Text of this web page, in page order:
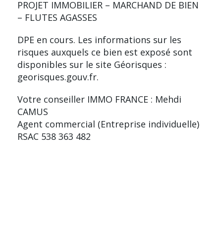
PROJET IMMOBILIER – MARCHAND DE BIEN
– FLUTES AGASSES
DPE en cours. Les informations sur les
risques auxquels ce bien est exposé sont
disponibles sur le site Géorisques :
georisques.gouv.fr.
Votre conseiller IMMO FRANCE : Mehdi
CAMUS
Agent commercial (Entreprise individuelle)
RSAC 538 363 482